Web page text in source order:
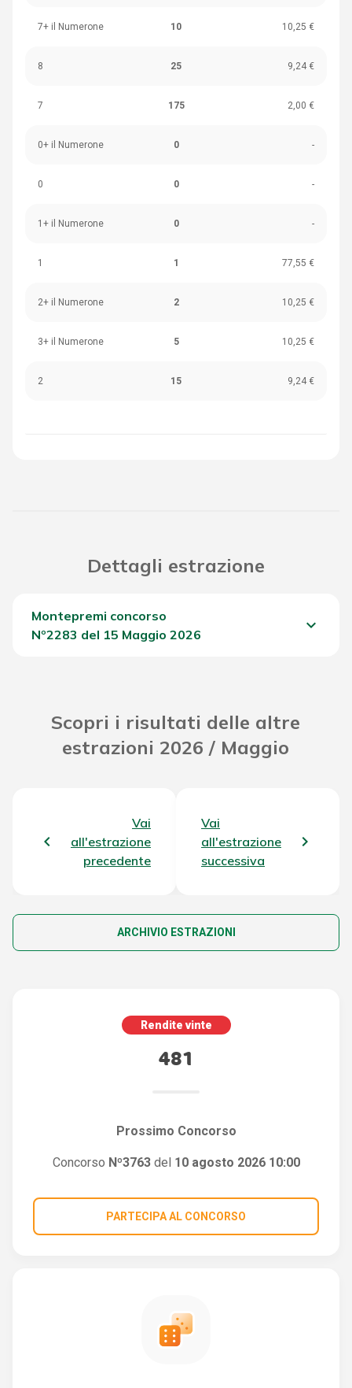
7+ il Numerone 10 10,25 €
8 25 9,24 €
7 175 2,00 €
0+ il Numerone 0 -
0 0 -
1+ il Numerone 0 -
1 1 77,55 €
2+ il Numerone 2 10,25 €
3+ il Numerone 5 10,25 €
2 15 9,24 €
Dettagli estrazione
Montepremi concorso
Nº2283 del 15 Maggio 2026
keyboard_arrow_down
Scopri i risultati delle altre
estrazioni 2026 / Maggio
Vai
all'estrazione
precedente
Vai
all'estrazione
successiva
ARCHIVIO ESTRAZIONI
Rendite vinte
481
Prossimo Concorso
Concorso Nº3763del 10 agosto 2026 10:00
PARTECIPA AL CONCORSO